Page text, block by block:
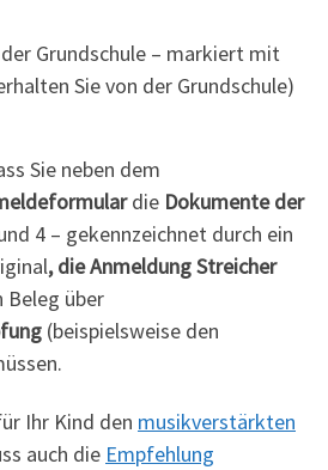
Grundschule – markiert mit
Sie von der Grundschule)
Sie neben dem
die Dokumente der
4 – gekennzeichnet durch ein
, die Anmeldung Streicher
Beleg über
(beispielsweise den
Ihr Kind den musikverstärkten
auch die Empfehlung